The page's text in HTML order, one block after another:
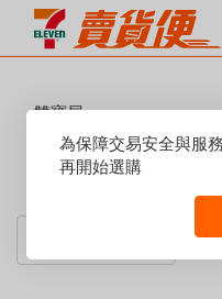
雙寶屋
賣場說明：
Reset
Focus
為保障交易安全與服
再開始選購